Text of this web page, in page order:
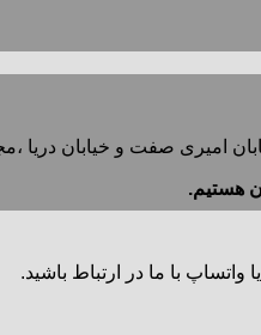
یا واتساپ با ما در ارتباط باشید.